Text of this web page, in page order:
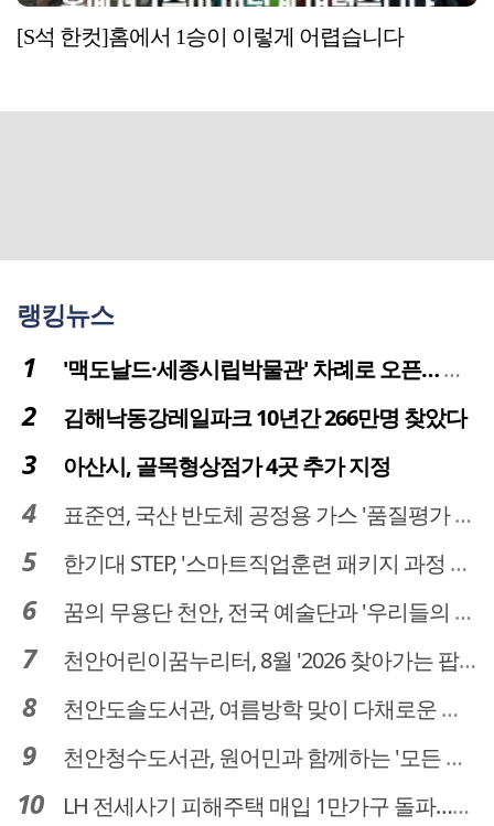
[S석 한컷]홈에서 1승이 이렇게 어렵습니다
랭킹뉴스
'맥도날드·세종시립박물관' 차례로 오픈… 고운동 정주여건 좋아진다
김해낙동강레일파크 10년간 266만명 찾았다
아산시, 골목형상점가 4곳 추가 지정
표준연, 국산 반도체 공정용 가스 '품질평가 체계' 구축
한기대 STEP, '스마트직업훈련 패키지 과정 3기' 모집
꿈의 무용단 천안, 전국 예술단과 '우리들의 하모니' 선보여
천안어린이꿈누리터, 8월 '2026 찾아가는 팝업놀이터' 운영
천안도솔도서관, 여름방학 맞이 다채로운 독서문화 프로그램 운영
천안청수도서관, 원어민과 함께하는 '모든 영어 모든 독서' 운영
LH 전세사기 피해주택 매입 1만가구 돌파…피해 인정도 4만건 넘어